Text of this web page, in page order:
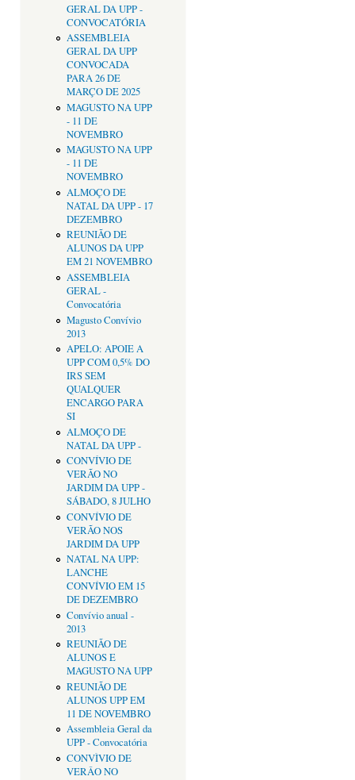
GERAL DA UPP -
CONVOCATÓRIA
ASSEMBLEIA
GERAL DA UPP
CONVOCADA
PARA 26 DE
MARÇO DE 2025
MAGUSTO NA UPP
- 11 DE
NOVEMBRO
MAGUSTO NA UPP
- 11 DE
NOVEMBRO
ALMOÇO DE
NATAL DA UPP - 17
DEZEMBRO
REUNIÃO DE
ALUNOS DA UPP
EM 21 NOVEMBRO
ASSEMBLEIA
GERAL -
Convocatória
Magusto Convívio
2013
APELO: APOIE A
UPP COM 0,5% DO
IRS SEM
QUALQUER
ENCARGO PARA
SI
ALMOÇO DE
NATAL DA UPP -
CONVÍVIO DE
VERÃO NO
JARDIM DA UPP -
SÁBADO, 8 JULHO
CONVÍVIO DE
VERÃO NOS
JARDIM DA UPP
NATAL NA UPP:
LANCHE
CONVÍVIO EM 15
DE DEZEMBRO
Convívio anual -
2013
REUNIÃO DE
ALUNOS E
MAGUSTO NA UPP
REUNIÃO DE
ALUNOS UPP EM
11 DE NOVEMBRO
Assembleia Geral da
UPP - Convocatória
CONVÌVIO DE
VERÂO NO